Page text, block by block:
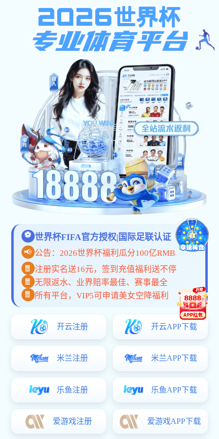
资料下载
Download
资料下载 首页 资料下载
计算机软件系统故障及维护2
计算机软件系统故障及维护
工程机械推土挖掘机类网站模板
1页4 条